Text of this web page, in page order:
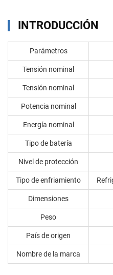
INTRODUCCIÓN
Parámetros
Tensión nominal
Tensión nominal
Potencia nominal
Energía nominal
Tipo de batería
Nivel de protección
Tipo de enfriamiento
Dimensiones
Peso
País de origen
Nombre de la marca